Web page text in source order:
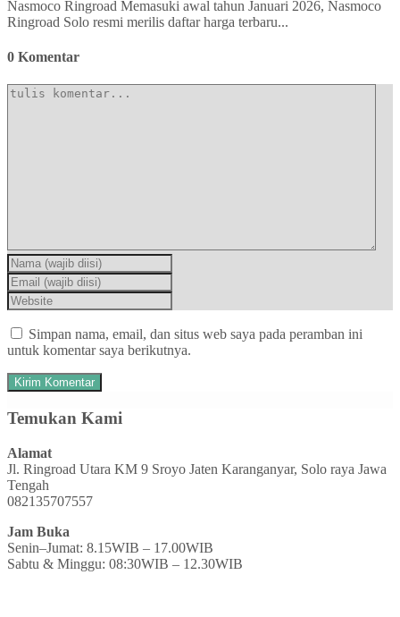
Nasmoco Ringroad Memasuki awal tahun Januari 2026, Nasmoco
Ringroad Solo resmi merilis daftar harga terbaru...
0 Komentar
Simpan nama, email, dan situs web saya pada peramban ini
untuk komentar saya berikutnya.
Temukan Kami
Alamat
Jl. Ringroad Utara KM 9 Sroyo Jaten Karanganyar, Solo raya Jawa
Tengah
082135707557
Jam Buka
Senin–Jumat: 8.15WIB – 17.00WIB
Sabtu & Minggu: 08:30WIB – 12.30WIB